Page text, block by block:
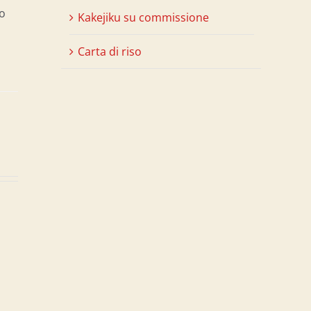
Kakejiku su commissione
Carta di riso